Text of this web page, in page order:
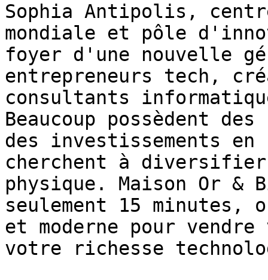
Sophia Antipolis,
mondiale et pôle
foyer d'une nouvelle
entrepreneurs tech,
consultants
Beaucoup possèdent
des investissements
cherchent à
physique. Maison Or &
seulement 15
et moderne pour
votre richesse